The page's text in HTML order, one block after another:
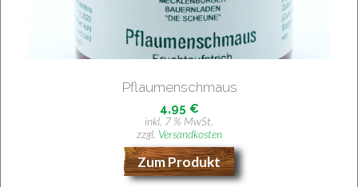
Pflau­men­schmaus
4,95 €
inkl. 7 % MwSt.
zzgl. Versandkosten
Zum Produkt